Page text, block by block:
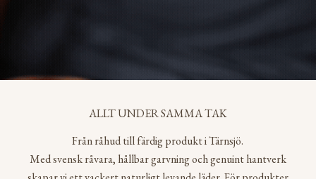
ALLT UNDER SAMMA TAK
Från råhud till färdig produkt i Tärnsjö.
Med svensk råvara, hållbar garvning och genuint hantverk